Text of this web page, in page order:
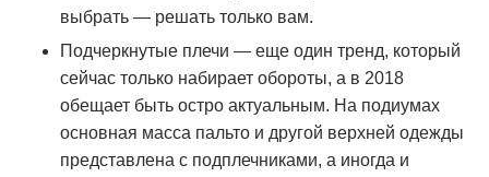
выбрать — решать только вам.
Подчеркнутые плечи — еще один тренд, который
сейчас только набирает обороты, а в 2018
обещает быть остро актуальным. На подиумах
основная масса пальто и другой верхней одежды
представлена с подплечниками, а иногда и